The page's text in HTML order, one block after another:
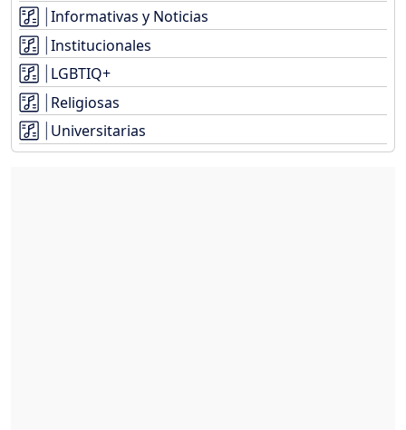
Informativas y Noticias
Institucionales
LGBTIQ+
Religiosas
Universitarias